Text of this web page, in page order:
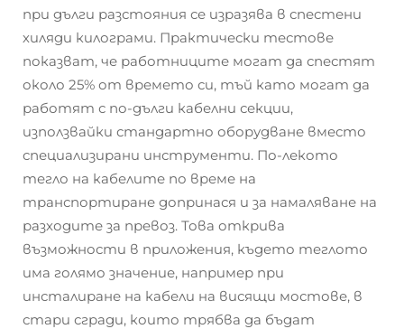
при дълги разстояния се изразява в спестени
хиляди килограми. Практически тестове
показват, че работниците могат да спестят
около 25% от времето си, тъй като могат да
работят с по-дълги кабелни секции,
използвайки стандартно оборудване вместо
специализирани инструменти. По-лекото
тегло на кабелите по време на
транспортиране допринася и за намаляване на
разходите за превоз. Това открива
възможности в приложения, където теглото
има голямо значение, например при
инсталиране на кабели на висящи мостове, в
стари сгради, които трябва да бъдат